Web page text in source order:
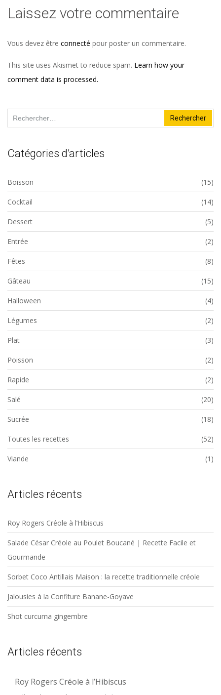
Laissez votre commentaire
Vous devez être connecté pour poster un commentaire.
This site uses Akismet to reduce spam. Learn how your
comment data is processed.
Rechercher :
Catégories d’articles
Boisson (15)
Cocktail (14)
Dessert (5)
Entrée (2)
Fêtes (8)
Gâteau (15)
Halloween (4)
Légumes (2)
Plat (3)
Poisson (2)
Rapide (2)
Salé (20)
Sucrée (18)
Toutes les recettes (52)
Viande (1)
Articles récents
Roy Rogers Créole à l’Hibiscus
Salade César Créole au Poulet Boucané | Recette Facile et
Gourmande
Sorbet Coco Antillais Maison : la recette traditionnelle créole
Jalousies à la Confiture Banane-Goyave
Shot curcuma gingembre
Articles récents
Roy Rogers Créole à l’Hibiscus